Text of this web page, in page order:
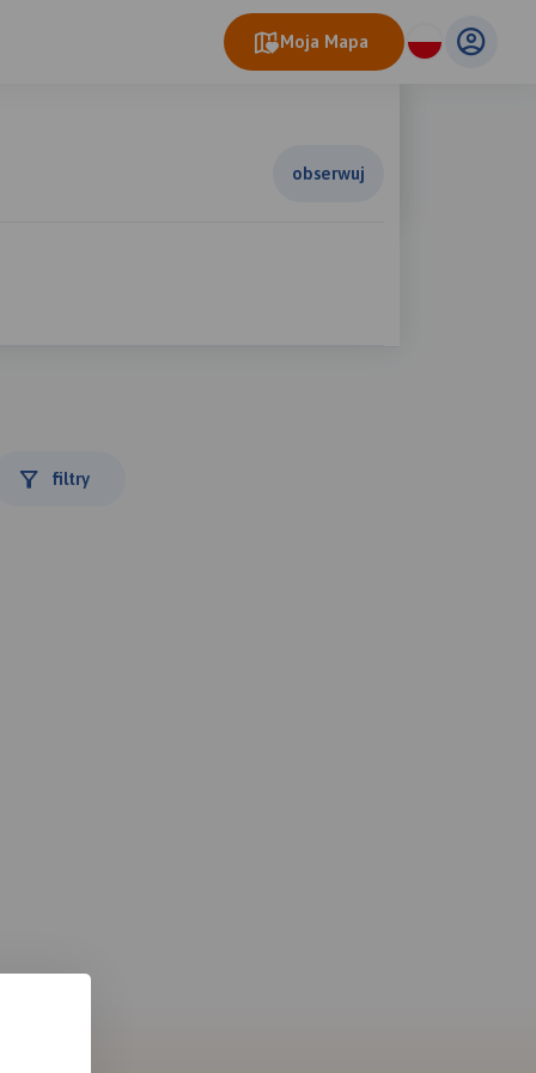
Moja Mapa
obserwuj
filtry